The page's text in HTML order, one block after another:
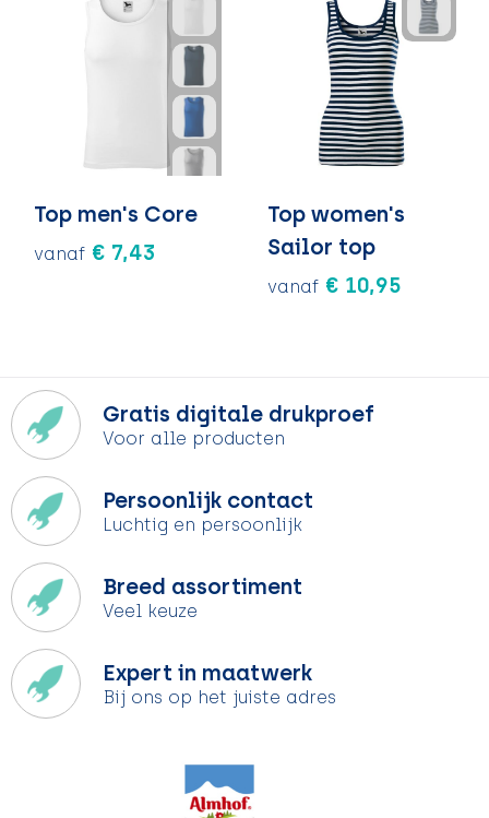
Top men's Core
vanaf € 7,43
Top women's
Sailor top
vanaf € 10,95
Gratis digitale drukproef
Voor alle producten
Persoonlijk contact
Luchtig en persoonlijk
Breed assortiment
Veel keuze
Expert in maatwerk
Bij ons op het juiste adres